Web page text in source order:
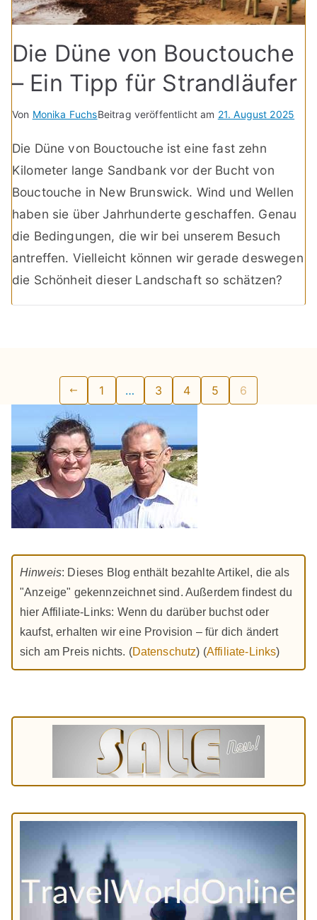
Die Düne von Bouctouche
– Ein Tipp für Strandläufer
Von Monika FuchsBeitrag veröffentlicht am 21. August 2025
Die Düne von Bouctouche ist eine fast zehn
Kilometer lange Sandbank vor der Bucht von
Bouctouche in New Brunswick. Wind und Wellen
haben sie über Jahrhunderte geschaffen. Genau
die Bedingungen, die wir bei unserem Besuch
antreffen. Vielleicht können wir gerade deswegen
die Schönheit dieser Landschaft so schätzen?
Seitennummerierung
der
Beiträge
1 … 3 4 5 6
Hinweis: Dieses Blog enthält bezahlte Artikel, die als
"Anzeige" gekennzeichnet sind. Außerdem findest du
hier Affiliate-Links: Wenn du darüber buchst oder
kaufst, erhalten wir eine Provision – für dich ändert
sich am Preis nichts. (Datenschutz) (Affiliate-Links)